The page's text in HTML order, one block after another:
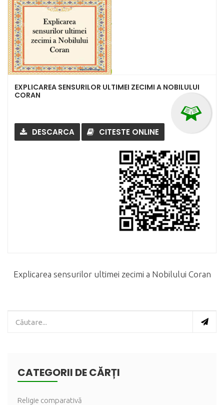
EXPLICAREA SENSURILOR ULTIMEI ZECIMI A NOBILULUI
CORAN
DESCARCA CITESTE ONLINE
Explicarea sensurilor ultimei zecimi a Nobilului Coran
CATEGORII DE CĂRȚI
Religie comparativă